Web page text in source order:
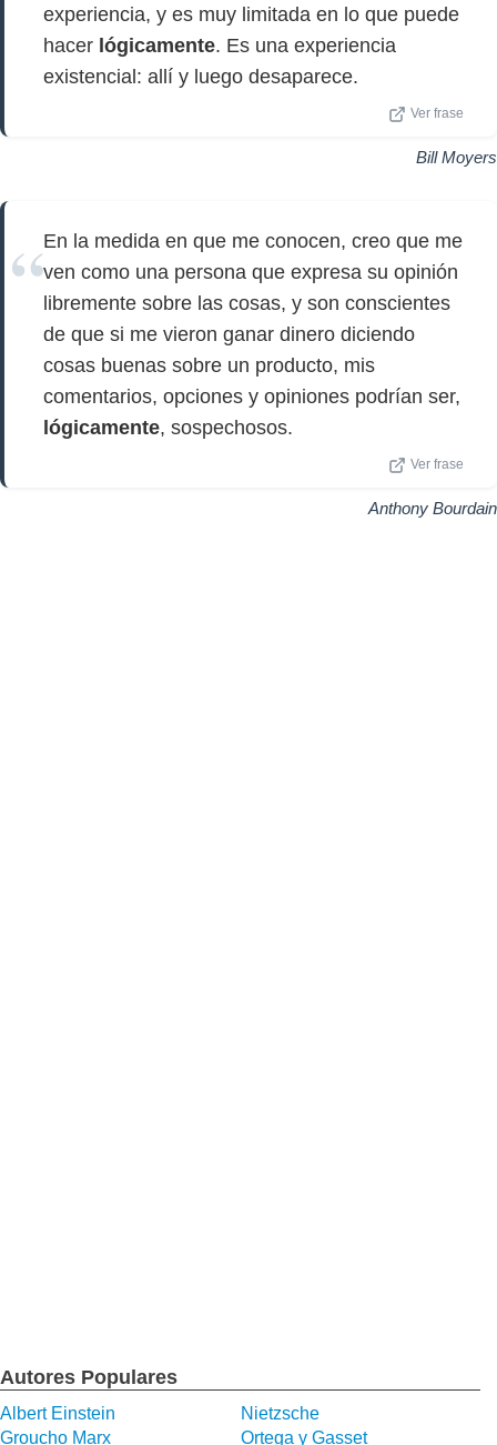
experiencia, y es muy limitada en lo que puede
hacer lógicamente. Es una experiencia
existencial: allí y luego desaparece.
Ver frase
Bill Moyers
En la medida en que me conocen, creo que me
ven como una persona que expresa su opinión
libremente sobre las cosas, y son conscientes
de que si me vieron ganar dinero diciendo
cosas buenas sobre un producto, mis
comentarios, opciones y opiniones podrían ser,
lógicamente, sospechosos.
Ver frase
Anthony Bourdain
Autores Populares
Albert Einstein
Nietzsche
Groucho Marx
Ortega y Gasset